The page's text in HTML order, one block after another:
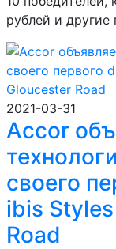
рублей и другие
2021-03-31
Accor
своего
ibis
Road